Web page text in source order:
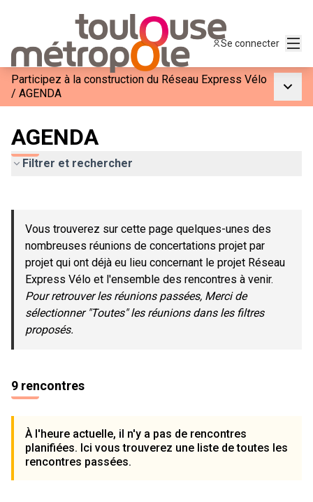
Se connecter
Participez à la construction du Réseau Express Vélo
/ AGENDA
AGENDA
Filtrer et rechercher
−
Vous trouverez sur cette page quelques-unes des
nombreuses réunions de concertations projet par
projet qui ont déjà eu lieu concernant le projet Réseau
Express Vélo et l'ensemble des rencontres à venir.
Pour retrouver les réunions passées, Merci de
sélectionner "Toutes" les réunions dans les filtres
proposés.
9 rencontres
À l'heure actuelle, il n'y a pas de rencontres
planifiées. Ici vous trouverez une liste de toutes les
rencontres passées.